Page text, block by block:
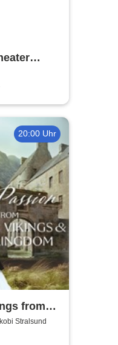
20:00 Uhr
from
The Last
Stralsund